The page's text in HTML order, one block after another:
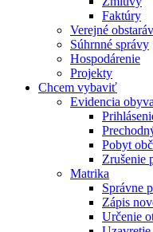
Faktúry
Verejné
Súhrnné správy
Hospodárenie
Projekty
Chcem vybaviť
Evidencia
Pobyt
Zrušenie
Matrika
Správne
Zápis
Určenie